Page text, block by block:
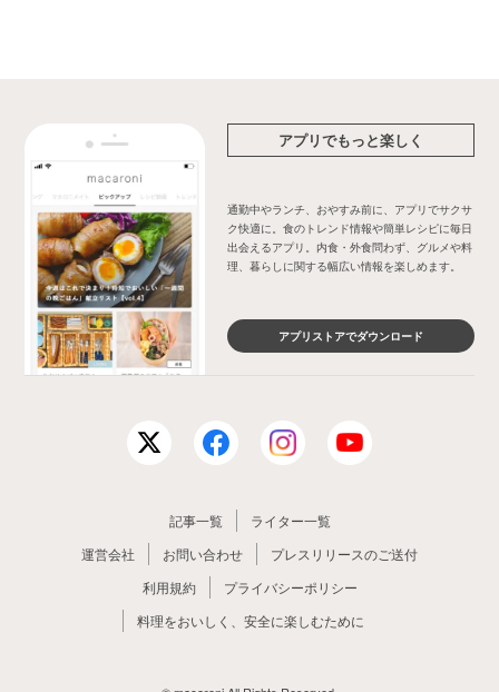
アプリでもっと楽しく
通勤中やランチ、おやすみ前に、アプリでサクサ
ク快適に。食のトレンド情報や簡単レシピに毎日
出会えるアプリ。内食・外食問わず、グルメや料
理、暮らしに関する幅広い情報を楽しめます。
アプリストアでダウンロード
記事一覧
ライター一覧
運営会社
お問い合わせ
プレスリリースのご送付
利用規約
プライバシーポリシー
料理をおいしく、安全に楽しむために